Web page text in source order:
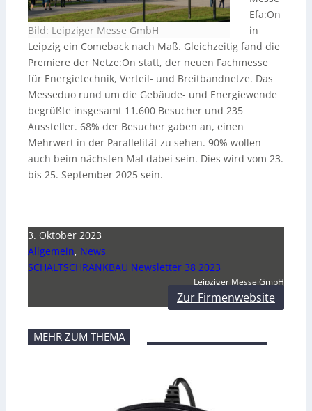
Bild: Leipziger Messe GmbH
Efa:On
in
Leipzig ein Comeback nach Maß. Gleichzeitig fand die
Premiere der Netze:On statt, der neuen Fachmesse
für Energietechnik, Verteil- und Breitbandnetze. Das
Messeduo rund um die Gebäude- und Energiewende
begrüßte insgesamt 11.600 Besucher und 235
Aussteller. 68% der Besucher gaben an, einen
Mehrwert in der Parallelität zu sehen. 90% wollen
auch beim nächsten Mal dabei sein. Dies wird vom 23.
bis 25. September 2025 sein.
3. Oktober 2023
Allgemein, News
SCHALTSCHRANKBAU Newsletter 38 2023
Leipziger Messe GmbH
Zur Firmenwebsite
MEHR ZUM THEMA